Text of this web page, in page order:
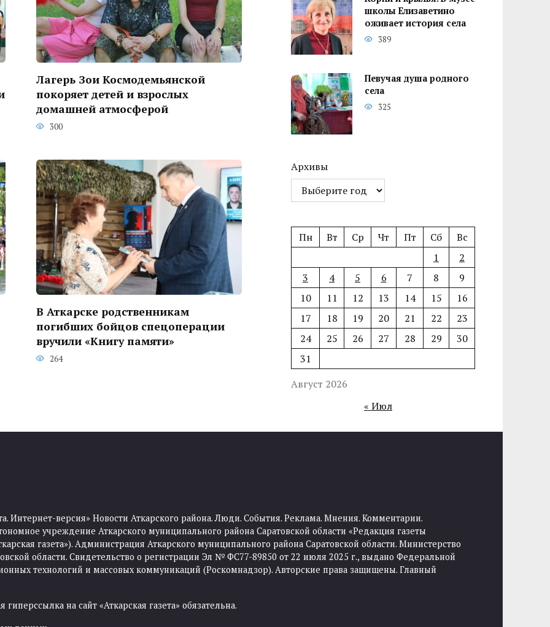
Лагерь Зои Космодемьянской
покоряет детей и взрослых
домашней атмосферой
300
В Аткарске родственникам
погибших бойцов спецоперации
вручили «Книгу памяти»
264
школы Елизаветино
оживает история села
389
Певучая душа родного
села
325
Архивы
Август 2026
Пн Вт Ср Чт Пт Сб
Вс
1
2
3
4 5 6 7 8
9
10
11 12 13 14 15
16
17
18 19 20 21 22
23
24
25 26 27 28 29
30
31
« Июл
Интернет-версия» Новости Аткарского района. Люди. События. Реклама. Мнения. Комментарии.
учреждение Аткарского муниципального района Саратовской области «Редакция газеты
газета»). Администрация Аткарского муниципального района Саратовской области. Министерство
области. Свидетельство о регистрации Эл № ФС77-89850 от 22 июля 2025 г., выдано Федеральной
технологий и массовых коммуникаций (Роскомнадзор). Авторские права защищены. Главный
на сайт «Аткарская газета» обязательна.